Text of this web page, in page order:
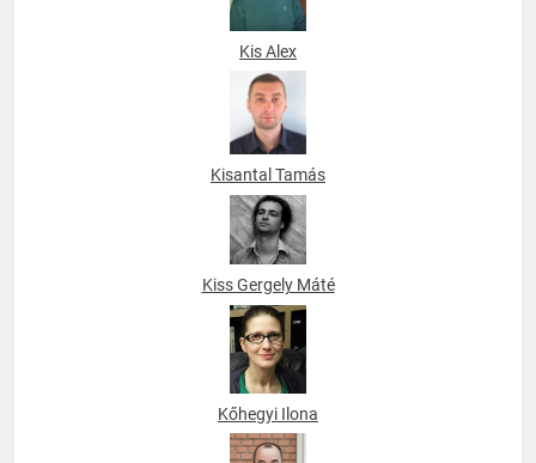
Kis Alex
Kisantal Tamás
Kiss Gergely Máté
Kőhegyi Ilona